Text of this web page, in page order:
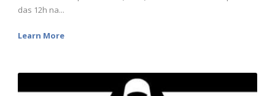
das 12h na...
Learn More